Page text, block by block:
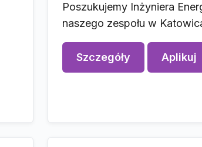
Poszukujemy Inżyniera
naszego zespołu w
Szczegóły Aplikuj